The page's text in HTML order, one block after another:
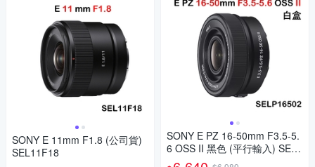
SONY E 11mm F1.8 (公司貨)
SEL11F18
SONY E PZ 16-50mm F3.5-5.
6 OSS II 黑色 (平行輸入) SELP
16502 白盒